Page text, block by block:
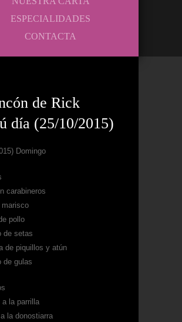
ESPECIALIDADES
CONTACTA
de Rick
día (25/10/2015)
Domingo
carabineros
marisco
pollo
de setas
de piquillos y atún
de gulas
a la parrilla
la donostiarra